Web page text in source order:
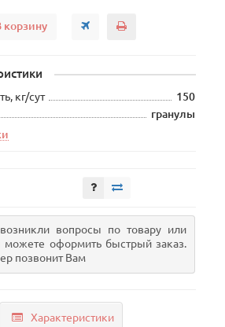
корзину
кг/сут
150
гранулы
вопросы по товару или
оформить быстрый заказ.
позвонит Вам
Характеристики